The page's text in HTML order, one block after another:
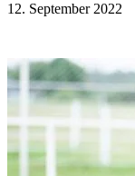
12. September 2022